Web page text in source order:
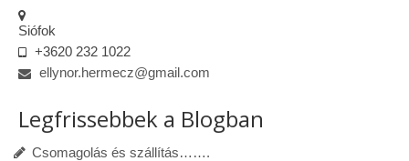
Siófok
+3620 232 1022
ellynor.hermecz@gmail.com
Legfrissebbek a Blogban
Csomagolás és szállítás…….